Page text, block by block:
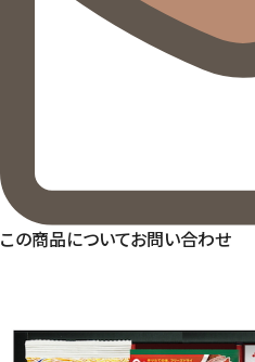
この商品についてお問い合わせ